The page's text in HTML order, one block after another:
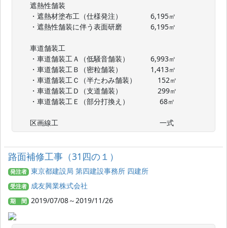
遮熱性舗装
・遮熱材塗布工（仕様発注）　　　　6,195㎡
・遮熱性舗装に伴う表面研磨　　　　6,195㎡
車道舗装工
・車道舗装工Ａ（低騒音舗装）　　　6,993㎡
・車道舗装工Ｂ（密粒舗装）　　　　1,413㎡
・車道舗装工Ｃ（半たわみ舗装）　　　152㎡
・車道舗装工Ｄ（支道舗装）　　　　　299㎡
・車道舗装工Ｅ（部分打換え）　　　　 68㎡
区画線工　　　　　　　　　　　　　　 一式
路面補修工事（31四の１）
発注者 東京都建設局 第四建設事務所 四建所
受注者 成友興業株式会社
期 間 2019/07/08～2019/11/26